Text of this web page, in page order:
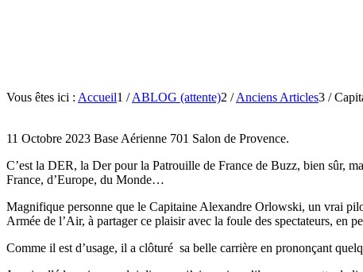
Vous êtes ici : Accueil1 / ABLOG (attente)2 / Anciens Articles3 /
11 Octobre 2023 Base Aérienne 701 Salon de Provence.
C’est la DER, la Der pour la Patrouille de France de Buzz, bien sûr,
France, d’Europe, du Monde…
Magnifique personne que le Capitaine Alexandre Orlowski, un vrai
Armée de l’Air, à partager ce plaisir avec la foule des spectateurs, en
Comme il est d’usage, il a clôturé sa belle carrière en prononçant